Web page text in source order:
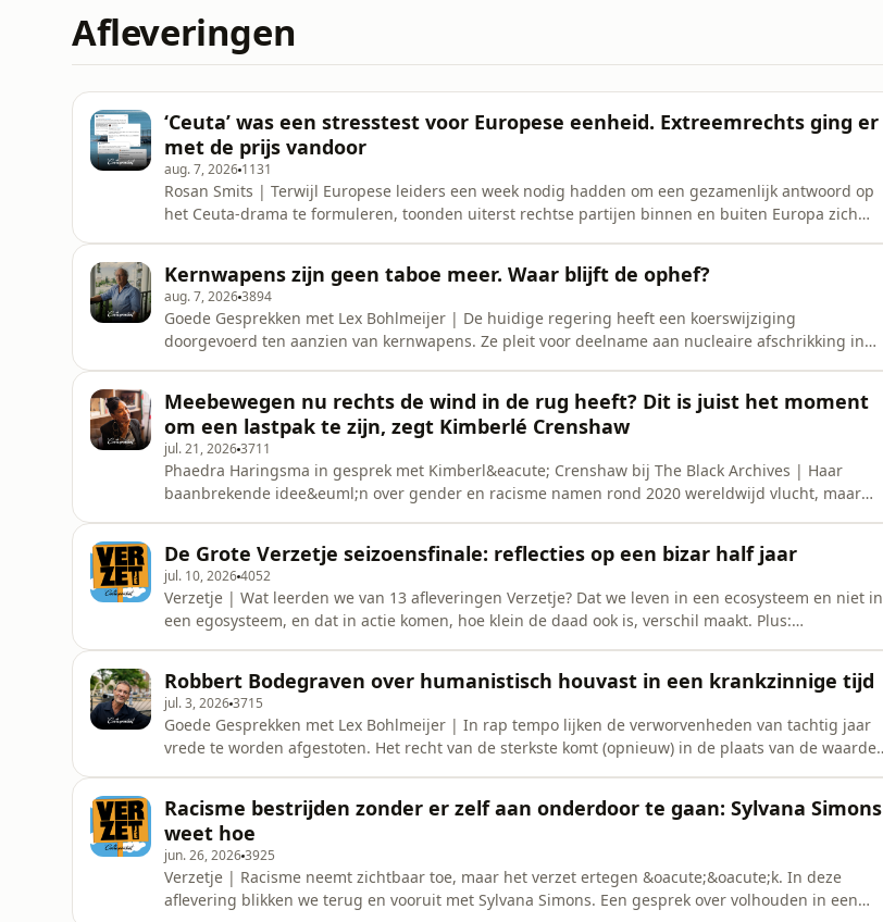
Afleveringen
‘Ceuta’ was een stresstest voor Europese eenheid. Extreemrechts ging er
met de prijs vandoor
aug. 7, 2026 1131
Rosan Smits | Terwijl Europese leiders een week nodig hadden om een gezamenlijk antwoord op
het Ceuta-drama te formuleren, toonden uiterst rechtse partijen binnen en buiten Europa zich
nabewerking: Tom Ruijg Luister je graa
Kernwapens zijn geen taboe meer. Waar blijft de ophef?
aug. 7, 20263894
Goede Gesprekken met Lex Bohlmeijer | De huidige regering heeft een koerswijziging
doorgevoerd ten aanzien van kernwapens. Ze pleit voor deelname aan nucleaire afschrikking in
kernwapens de wereld uit.Opname &amp; mo
Meebewegen nu rechts de wind in de rug heeft? Dit is juist het moment
om een lastpak te zijn, zegt Kimberlé Crenshaw
jul. 21, 20263711
Phaedra Haringsma in gesprek met Kimberl&eacute; Crenshaw bij The Black Archives | Haar
baanbrekende idee&euml;n over gender en racisme namen rond 2020 wereldwijd vlucht, maar
het is om tegen de stroom in te b
De Grote Verzetje seizoensfinale: reflecties op een bizar half jaar
jul. 10, 20264052
Verzetje | Wat leerden we van 13 afleveringen Verzetje? Dat we leven in een ecosysteem en niet in
een egosysteem, en dat in actie komen, hoe klein de daad ook is, verschil maakt. Plus:
Igor SnijdersPraat mee o
Robbert Bodegraven over humanistisch houvast in een krankzinnige tijd
jul. 3, 20263715
Goede Gesprekken met Lex Bohlmeijer | In rap tempo lijken de verworvenheden van tachtig jaar
vrede te worden afgestoten. Het recht van de sterkste komt (opnieuw) in de plaats van de waarde
&amp; montage: Lex Bohlm
Racisme bestrijden zonder er zelf aan onderdoor te gaan: Sylvana Simons
weet hoe
jun. 26, 20263925
Verzetje | Racisme neemt zichtbaar toe, maar het verzet ertegen &oacute;&oacute;k. In deze
aflevering blikken we terug en vooruit met Sylvana Simons. Een gesprek over volhouden in een